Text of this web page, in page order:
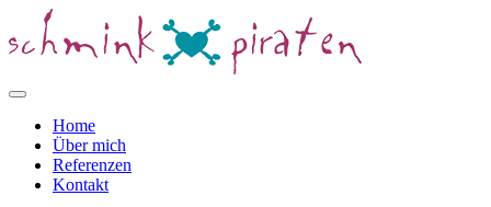
Home
Über mich
Referenzen
Kontakt